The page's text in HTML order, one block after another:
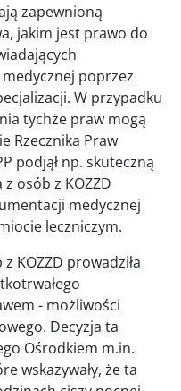
zapewnioną
jakim jest prawo do
poprzez
W przypadku
tychże praw mogą
Rzecznika Praw
podjął np. skuteczną
osób z KOZZD
medycznej
leczniczym.
KOZZD prowadziła
- możliwości
Decyzja ta
Ośrodkiem m.in.
wskazywały, że ta